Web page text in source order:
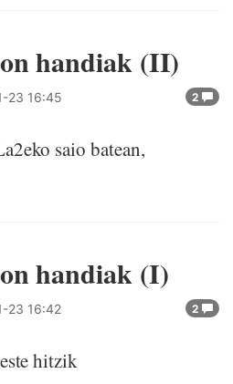
handiak (II)
2
23 16:45
saio batean,
handiak (I)
2
23 16:42
hitzik